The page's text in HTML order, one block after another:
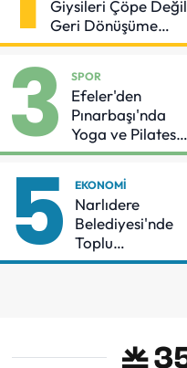
Giysileri Çöpe Değil
Geri Dönüşüme
Gidiyor
3 SPOR
Efeler'den
Pınarbaşı'nda
Yoga ve Pilates
Buluşması
5 EKONOMI
Narlıdere
Belediyesi'nde
Toplu
Sözleşmeye